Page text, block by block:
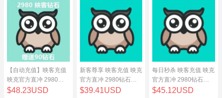
【自动充值】映客充值
映克官方直冲 2980钻
石 298元 inke钻石
$48.23USD
新客尊享 映客充值 映克
官方直冲 2980钻石
298元 inke钻石
$39.41USD
每日秒杀 映客充值 映克
官方直冲 2980钻石
298元 inke钻石
$45.12USD